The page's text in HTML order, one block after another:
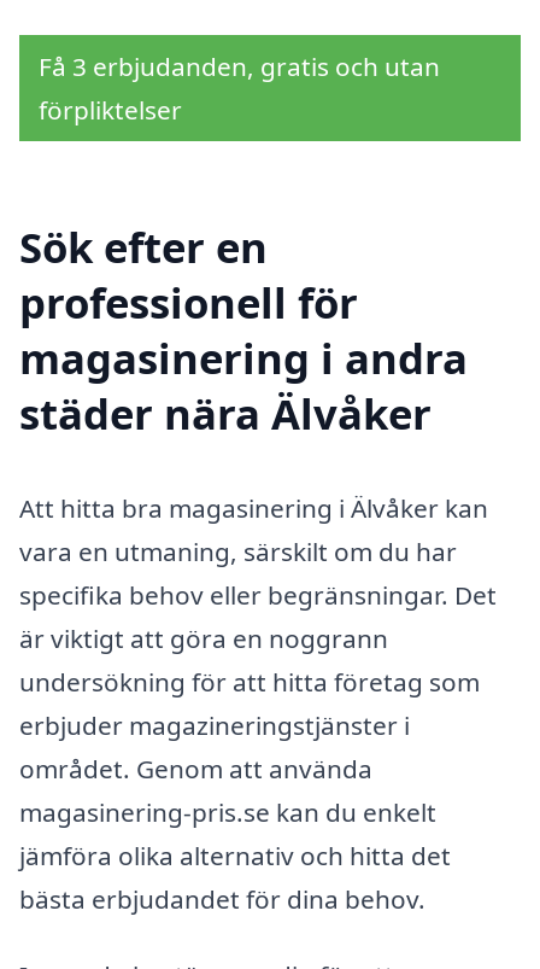
Få 3 erbjudanden, gratis och utan
förpliktelser
Sök efter en
professionell för
magasinering i andra
städer nära Älvåker
Att hitta bra magasinering i Älvåker kan
vara en utmaning, särskilt om du har
specifika behov eller begränsningar. Det
är viktigt att göra en noggrann
undersökning för att hitta företag som
erbjuder magazineringstjänster i
området. Genom att använda
magasinering-pris.se kan du enkelt
jämföra olika alternativ och hitta det
bästa erbjudandet för dina behov.